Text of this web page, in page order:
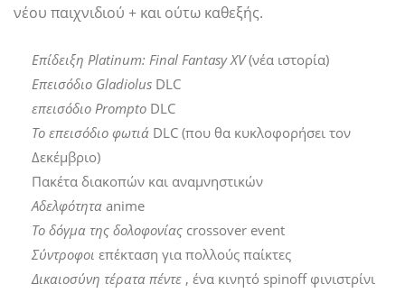
νέου παιχνιδιού + και ούτω καθεξής.
Επίδειξη Platinum: Final Fantasy XV (νέα ιστορία)
Επεισόδιο Gladiolus DLC
επεισόδιο Prompto DLC
Το επεισόδιο φωτιά DLC (που θα κυκλοφορήσει τον
Δεκέμβριο)
Πακέτα διακοπών και αναμνηστικών
Αδελφότητα anime
Το δόγμα της δολοφονίας crossover event
Σύντροφοι επέκταση για πολλούς παίκτες
Δικαιοσύνη τέρατα πέντε , ένα κινητό spinoff φινιστρίνι